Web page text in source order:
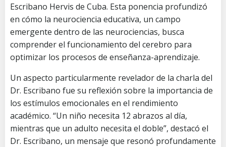
Escribano Hervis de Cuba. Esta ponencia profundizó
en cómo la neurociencia educativa, un campo
emergente dentro de las neurociencias, busca
comprender el funcionamiento del cerebro para
optimizar los procesos de enseñanza-aprendizaje.
Un aspecto particularmente revelador de la charla del
Dr. Escribano fue su reflexión sobre la importancia de
los estímulos emocionales en el rendimiento
académico. “Un niño necesita 12 abrazos al día,
mientras que un adulto necesita el doble”, destacó el
Dr. Escribano, un mensaje que resonó profundamente